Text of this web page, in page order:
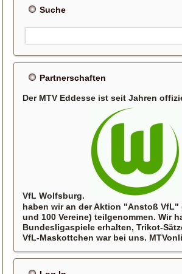
Suche
Partnerschaften
Der MTV Eddesse ist seit Jahren
VfL Wolfsburg.
haben wir an der Aktion "Anstoß VfL"
und 100 Vereine) teilgenommen. Wir
Bundesligaspiele erhalten, Trikot-
VfL-Maskottchen war bei uns.